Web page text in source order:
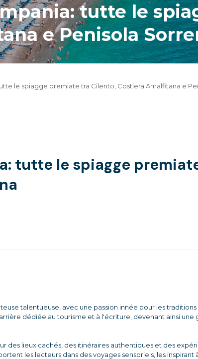
tutte le
e Penisola
le spiagge premiate tra Cilento, Costiera Amalfitana e
tutte le spiagge
talentueuse, avec une passion innée pour les
dédiée au tourisme et à l'écriture, devenant ainsi
des lieux cachés, des itinéraires authentiques et des
les lecteurs dans des voyages sensoriels, les inspirant